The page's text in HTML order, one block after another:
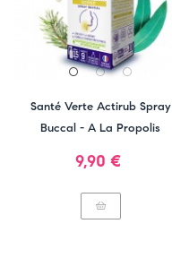
Santé Verte Actirub Spray
Buccal - A La Propolis
Prix
9,90 €